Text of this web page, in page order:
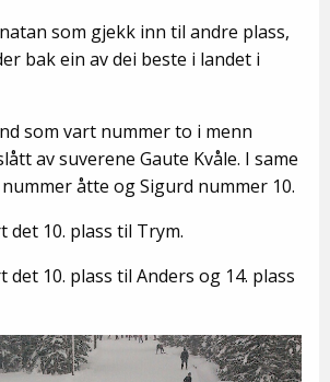
som gjekk inn til andre plass,
bak ein av dei beste i landet i
som vart nummer to i menn
av suverene Gaute Kvåle. I same
åtte og Sigurd nummer 10.
det 10. plass til Trym.
det 10. plass til Anders og 14. plass